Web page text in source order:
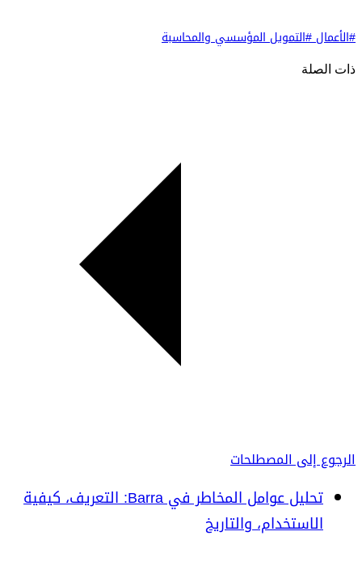
#الأعمال#التمويل المؤسسي والمحاسبة
ذات الصلة
الرجوع إلى المصطلحات
تحليل عوامل المخاطر في Barra: التعريف، كيفية
الاستخدام، والتاريخ